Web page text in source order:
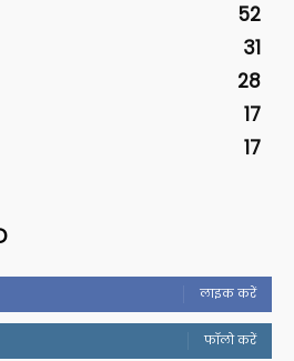
52
31
28
17
17
लाइक करें
फॉलो करें